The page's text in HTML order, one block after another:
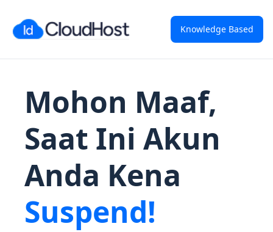
Knowledge Based
Mohon Maaf,
Saat Ini Akun
Anda Kena
Suspend!